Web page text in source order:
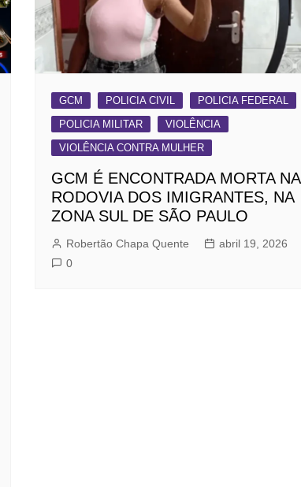
GCM POLICIA CIVIL
POLICIA FEDERAL
POLICIA MILITAR
VIOLÊNCIA
VIOLÊNCIA CONTRA MULHER
GCM É ENCONTRADA MORTA NA
RODOVIA DOS IMIGRANTES, NA
ZONA SUL DE SÃO PAULO
Robertão Chapa Quente
abril 19, 2026
0